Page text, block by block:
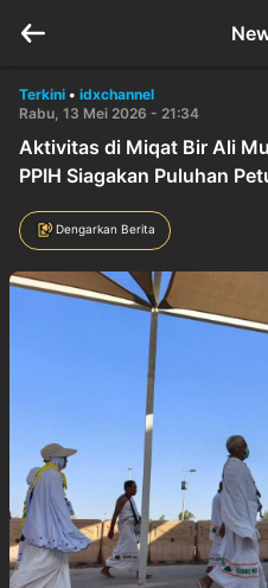
Terkini • idxchannel
Rabu, 13 Mei 2026 - 21:34
Aktivitas di Miqat Bir Ali
PPIH Siagakan Puluhan
Dengarkan Berita